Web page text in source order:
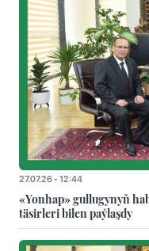
27.07.26 - 12:44
«Yonhap» gullugynyň
täsirleri bilen paýlaşdy